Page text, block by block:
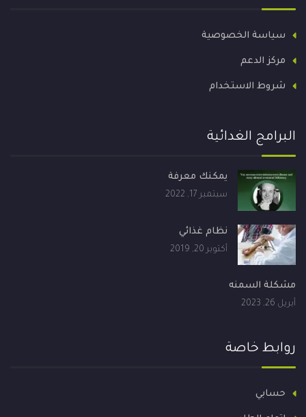
سياسة الخصوصية
مركز الدعم
شروط الاستخدام
البرامج الغدائية
يمكنك معرفة
سبتمبر 17, 2022
نظام غذائي
أكتوبر 20, 2019
مشكلة السمنه
أبريل 26, 2023
روابط خاصة
حسابي